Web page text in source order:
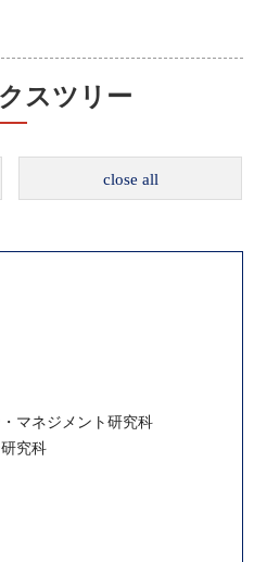
スツリー
close all
マネジメント研究科
究科